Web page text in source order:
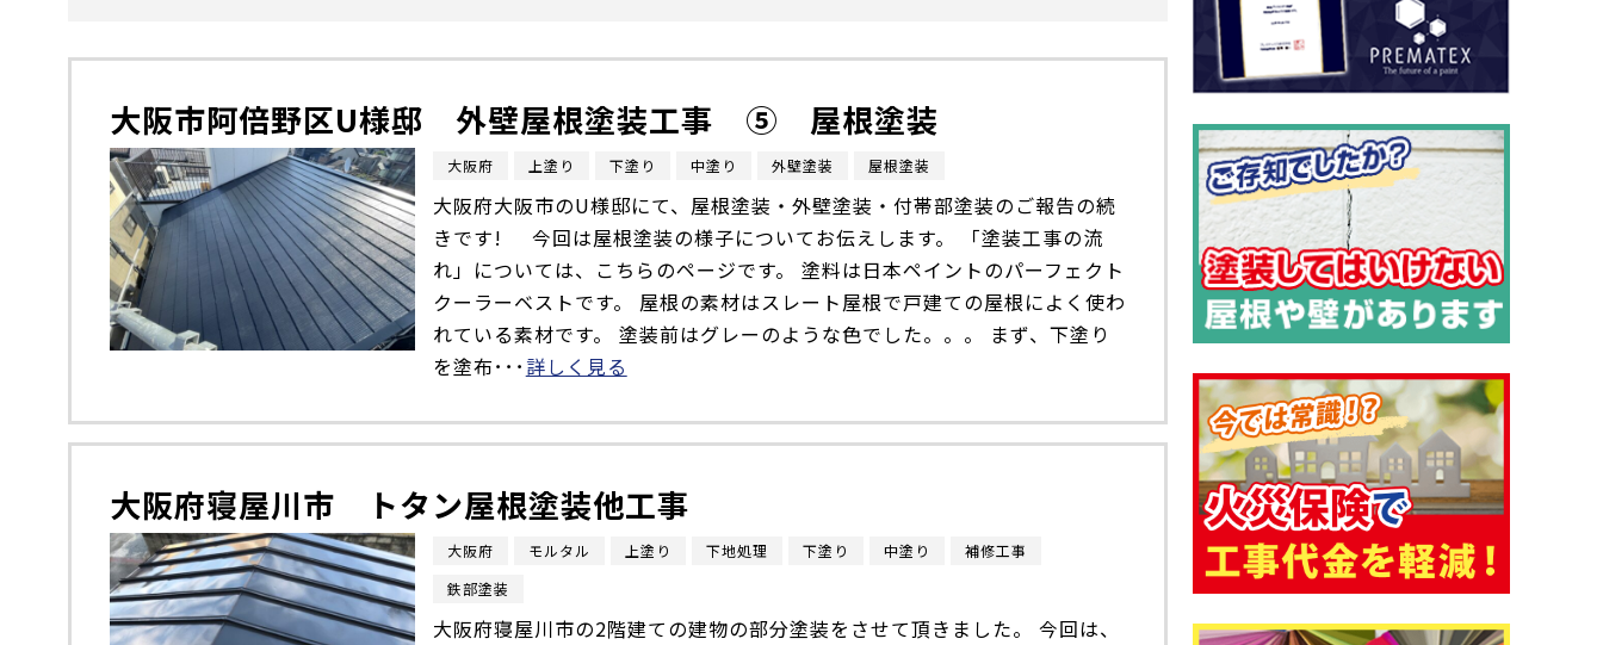
大阪市阿倍野区U様邸 外壁屋根塗装工事 ⑤ 屋根塗装
大阪府 上塗り 下塗り 中塗り 外壁塗装 屋根塗装
大阪府大阪市のU様邸にて、屋根塗装・外壁塗装・付帯部塗装のご報告の続
きです! 今回は屋根塗装の様子についてお伝えします。 「塗装⼯事の流
れ」については、こちらのページです。 塗料は日本ペイントのパーフェクト
クーラーベストです。 屋根の素材はスレート屋根で戸建ての屋根によく使わ
れている素材です。 塗装前はグレーのような色でした。。。 まず、下塗り
を塗布･･･ 詳しく見る
大阪府寝屋川市 トタン屋根塗装他工事
大阪府 モルタル 上塗り 下地処理 下塗り 中塗り
補修工事
鉄部塗装
大阪府寝屋川市の2階建ての建物の部分塗装をさせて頂きました。 今回は、